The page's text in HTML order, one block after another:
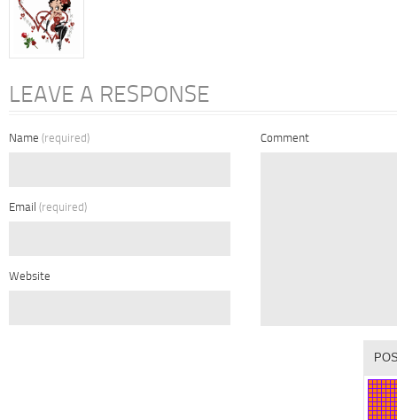
LEAVE A RESPONSE
Name (required)
Email (required)
Website
Comment